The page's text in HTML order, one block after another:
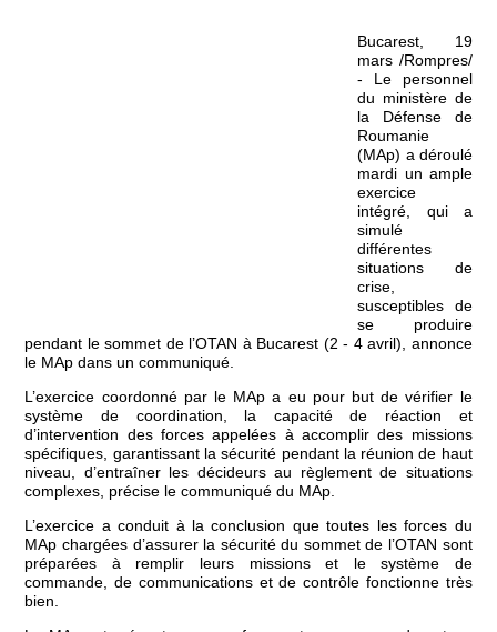
Bucarest, 19
mars /Rompres/
- Le personnel
du ministère de
la Défense de
Roumanie
(MAp) a déroulé
mardi un ample
exercice
intégré, qui a
simulé
différentes
situations de
crise,
susceptibles de
se produire
pendant le sommet de l’OTAN à Bucarest (2 - 4 avril), annonce
le MAp dans un communiqué.
L’exercice coordonné par le MAp a eu pour but de vérifier le
système de coordination, la capacité de réaction et
d’intervention des forces appelées à accomplir des missions
spécifiques, garantissant la sécurité pendant la réunion de haut
niveau, d’entraîner les décideurs au règlement de situations
complexes, précise le communiqué du MAp.
L’exercice a conduit à la conclusion que toutes les forces du
MAp chargées d’assurer la sécurité du sommet de l’OTAN sont
préparées à remplir leurs missions et le système de
commande, de communications et de contrôle fonctionne très
bien.